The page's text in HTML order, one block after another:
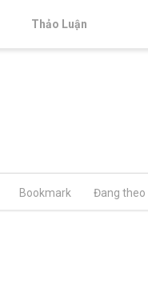
Thảo Luận
Bookmark Đang theo